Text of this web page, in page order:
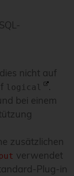
nicht auf
logical
.
bei einem
zusätzlichen
verwendet
Plug-in